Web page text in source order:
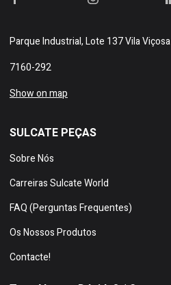
Parque Industrial, Lote 137 Vila Viçosa
7160-292
Show on map
SULCATE PEÇAS
Sobre Nós
Carreiras Sulcate World
FAQ (Perguntas Frequentes)
Os Nossos Produtos
Contacte!